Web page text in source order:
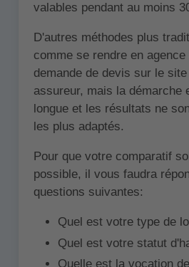
valables pendant au moins
D'autres méthodes plus
comme se rendre en
demande de devis sur le
assureur, mais la démarche
longue et les résultats ne
les plus adaptés.
Pour que votre comparatif
possible, il vous faudra
questions suivantes:
Quel est votre type de
Quel est votre statut
Quelle est la vocation